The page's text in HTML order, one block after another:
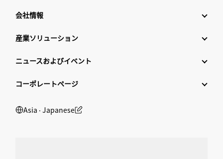
会社情報
産業ソリューション
ニュースおよびイベント
コーポレートページ
Asia ‧ Japanese